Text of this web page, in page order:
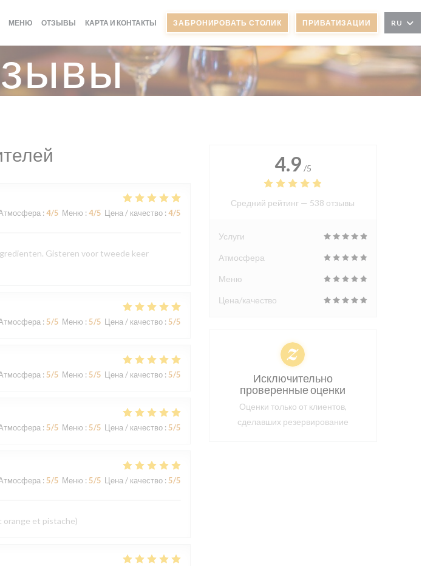
МЕНЮ ОТЗЫВЫ КАРТА И КОНТАКТЫ ЗАБРОНИРОВАТЬ СТОЛИК ПРИВАТИЗАЦИИ RU
: 4/5 Меню : 4/5 Цена / качество: 4/5
Gisteren voor tweede keer
: 5/5 Меню : 5/5 Цена / качество: 5/5
: 5/5 Меню : 5/5 Цена / качество: 5/5
: 5/5 Меню : 5/5 Цена / качество: 5/5
: 5/5 Меню : 5/5 Цена / качество: 5/5
orange et pistache)
4.9 /5
Средний рейтинг — 538 отзывы
Услуги
Атмосфера
Меню
Цена/качество
Исключительно
проверенные оценки
Оценки только от клиентов,
сделавших резервирование